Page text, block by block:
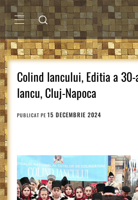
Sari
la
conținutMENIU
PRINCIPAL
Colind Iancului, Editia a
Iancu, Cluj-Napoca
PUBLICAT PE 15 DECEMBRIE 2024